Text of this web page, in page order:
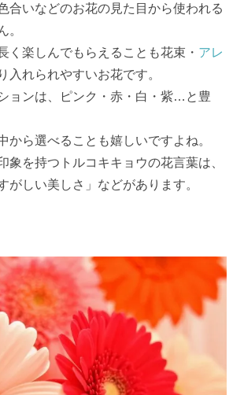
合いなどのお花の見た目から使われる
。
く楽しんでもらえることも花束・ アレ
入れられやすいお花です。
ョンは、ピンク・赤・白・紫…と豊
から選べることも嬉しいですよね。
象を持つトルコキキョウの花言葉は、
がしい美しさ」などがあります。